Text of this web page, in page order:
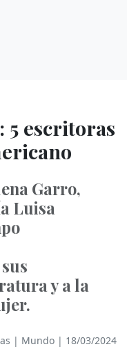
5 escritoras
Garro,
Luisa
y a la
| Mundo | 18/03/2024